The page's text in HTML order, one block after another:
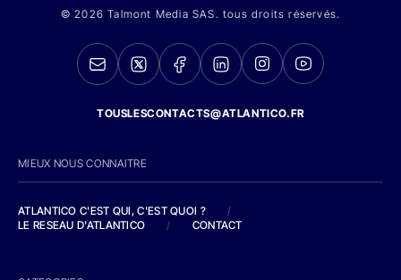
© 2026 Talmont Media SAS. tous droits réservés.
TOUSLESCONTACTS@ATLANTICO.FR
MIEUX NOUS CONNAITRE
ATLANTICO C'EST QUI, C'EST QUOI ?
/
LE RESEAU D'ATLANTICO
/ CONTACT